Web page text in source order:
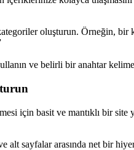
oluşturun. Örneğin, bir
ve belirli bir anahtar
için basit ve mantıklı bir site
alt sayfalar arasında net bir